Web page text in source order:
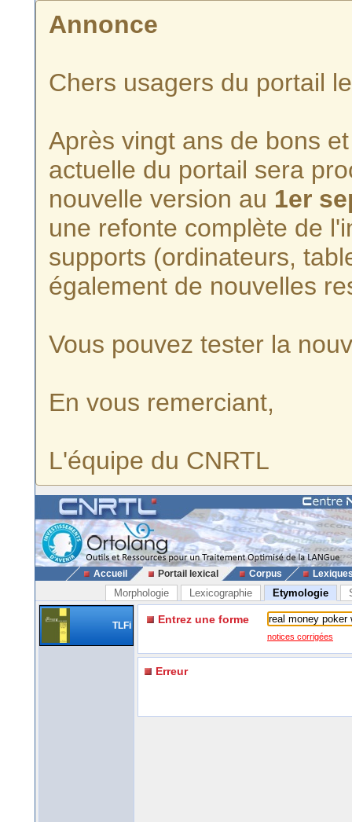
Annonce
Chers usagers du portail
Après vingt ans de bons
actuelle du portail sera
nouvelle version au 1er
une refonte complète de
supports (ordinateurs,
également de nouvelles
Vous pouvez tester la
En vous remerciant,
L'équipe du CNRTL
Accueil Portail lexical Corpus
Morphologie Lexicographie Etymologie
TLFi Entrez une forme
notices corrigées
Erreur